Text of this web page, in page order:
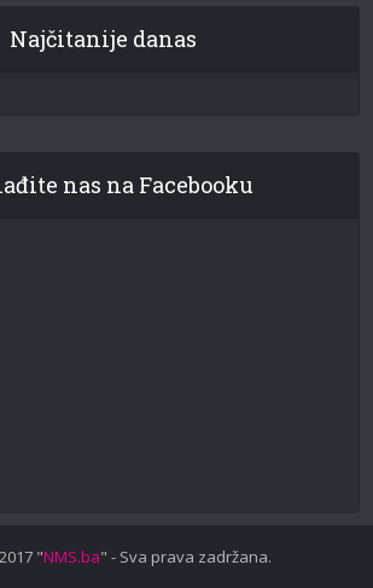
Najčitanije danas
nas na Facebooku
"NMS.ba" - Sva prava zadržana.